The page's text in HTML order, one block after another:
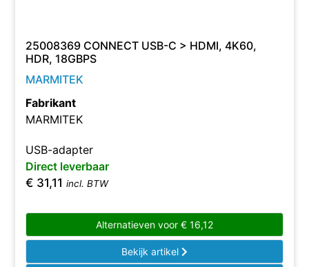
25008369 CONNECT USB-C > HDMI, 4K60,
HDR, 18GBPS
MARMITEK
Fabrikant
MARMITEK
USB-adapter
Direct leverbaar
€ 31,11 incl. BTW
Alternatieven voor € 16,12
Bekijk artikel